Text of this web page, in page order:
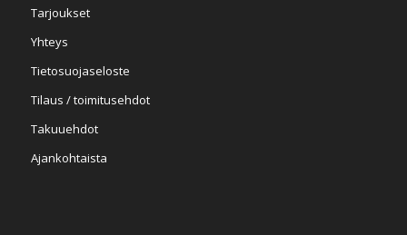
Tarjoukset
Yhteys
Tietosuojaseloste
Tilaus / toimitusehdot
Takuuehdot
Ajankohtaista